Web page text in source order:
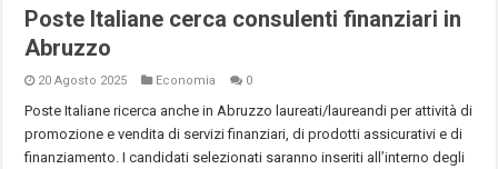
Poste Italiane cerca consulenti finanziari in
Abruzzo
20 Agosto 2025 Economia 0
Poste Italiane ricerca anche in Abruzzo laureati/laureandi per attività di
promozione e vendita di servizi finanziari, di prodotti assicurativi e di
finanziamento. I candidati selezionati saranno inseriti all’interno degli